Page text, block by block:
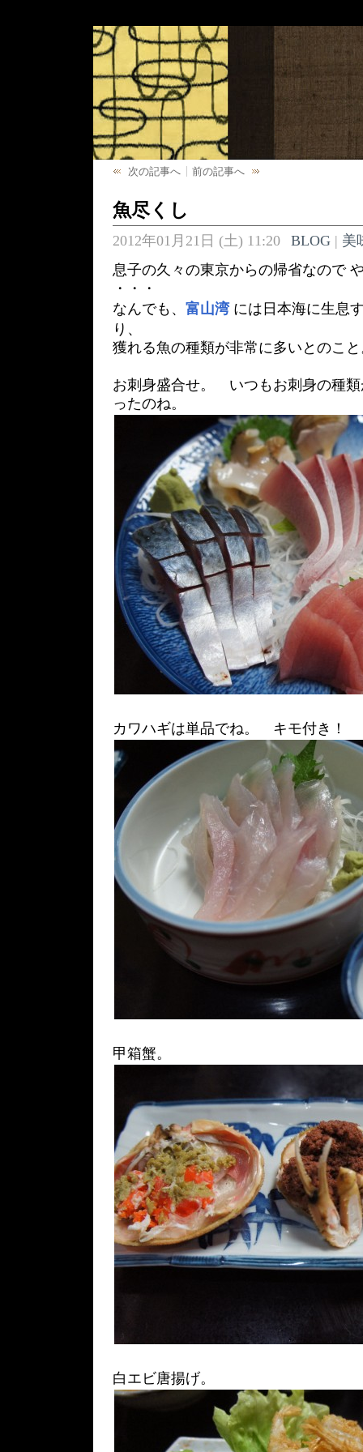
次の記事へ 前の記事へ
魚尽くし
2012年01月21日 (土) 11:20 BLOG| 美
息子の久々の東京からの帰省なので
・・・
なんでも、 富山湾には日本海に生息
り、
獲れる魚の種類が非常に多いとのこ
お刺身盛合せ。 いつもお刺身の種
ったのね。
カワハギは単品でね。 キモ付き！
甲箱蟹。
白エビ唐揚げ。